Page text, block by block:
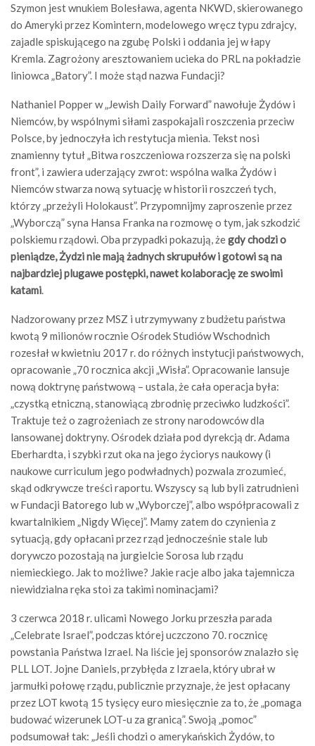
Szymon jest wnukiem Bolesława, agenta NKWD, skierowanego
do Ameryki przez Komintern, modelowego wręcz typu zdrajcy,
zajadle spiskującego na zgubę Polski i oddania jej w łapy
Kremla. Zagrożony aresztowaniem ucieka do PRL na pokładzie
liniowca „Batory”. I może stąd nazwa Fundacji?
Nathaniel Popper w „Jewish Daily Forward” nawołuje Żydów i
Niemców, by wspólnymi siłami zaspokajali roszczenia przeciw
Polsce, by jednoczyła ich restytucja mienia. Tekst nosi
znamienny tytuł „Bitwa roszczeniowa rozszerza się na polski
front”, i zawiera uderzający zwrot: wspólna walka Żydów i
Niemców stwarza nową sytuację w historii roszczeń tych,
którzy „przeżyli Holokaust”. Przypomnijmy zaproszenie przez
„Wyborczą” syna Hansa Franka na rozmowę o tym, jak szkodzić
polskiemu rządowi. Oba przypadki pokazują, żegdy chodzi o
pieniądze, Żydzi nie mają żadnych skrupułów i gotowi są na
najbardziej plugawe postępki, nawet kolaborację ze swoimi
katami.
Nadzorowany przez MSZ i utrzymywany z budżetu państwa
kwotą 9 milionów rocznie Ośrodek Studiów Wschodnich
rozesłał w kwietniu 2017 r. do różnych instytucji państwowych,
opracowanie „70 rocznica akcji „Wisła”. Opracowanie lansuje
nową doktrynę państwową – ustala, że cała operacja była:
„czystką etniczną, stanowiącą zbrodnię przeciwko ludzkości”.
Traktuje też o zagrożeniach ze strony narodowców dla
lansowanej doktryny. Ośrodek działa pod dyrekcją dr. Adama
Eberhardta, i szybki rzut oka na jego życiorys naukowy (i
naukowe curriculum jego podwładnych) pozwala zrozumieć,
skąd odkrywcze treści raportu. Wszyscy są lub byli zatrudnieni
w Fundacji Batorego lub w „Wyborczej”, albo współpracowali z
kwartalnikiem „Nigdy Więcej”. Mamy zatem do czynienia z
sytuacją, gdy opłacani przez rząd jednocześnie stale lub
dorywczo pozostają na jurgielcie Sorosa lub rządu
niemieckiego. Jak to możliwe? Jakie racje albo jaka tajemnicza
niewidzialna ręka stoi za takimi nominacjami?
3 czerwca 2018 r. ulicami Nowego Jorku przeszła parada
„Celebrate Israel”, podczas której uczczono 70. rocznicę
powstania Państwa Izrael. Na liście jej sponsorów znalazło się
PLL LOT. Jojne Daniels, przybłęda z Izraela, który ubrał w
jarmułki połowę rządu, publicznie przyznaje, że jest opłacany
przez LOT kwotą 15 tysięcy euro miesięcznie za to, że „pomaga
budować wizerunek LOT-u za granicą”. Swoją „pomoc”
podsumował tak: „Jeśli chodzi o amerykańskich Żydów, to